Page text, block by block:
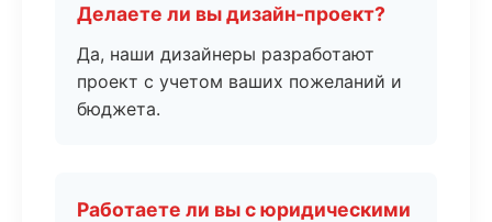
Делаете ли вы дизайн-проект?
Да, наши дизайнеры разработают
проект с учетом ваших пожеланий и
бюджета.
Работаете ли вы с юридическими